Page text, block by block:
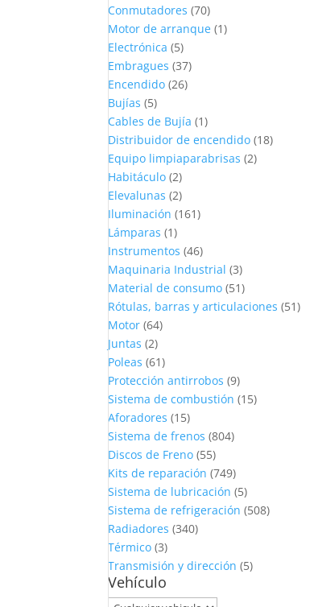
Conmutadores (70)
Motor de arranque (1)
Electrónica (5)
Embragues (37)
Encendido (26)
Bujías (5)
Cables de Bujía (1)
Distribuidor de encendido (18)
Equipo limpiaparabrisas (2)
Habitáculo (2)
Elevalunas (2)
Iluminación (161)
Lámparas (1)
Instrumentos (46)
Maquinaria Industrial (3)
Material de consumo (51)
Rótulas, barras y articulaciones (51)
Motor (64)
Juntas (2)
Poleas (61)
Protección antirrobos (9)
Sistema de combustión (15)
Aforadores (15)
Sistema de frenos (804)
Discos de Freno (55)
Kits de reparación (749)
Sistema de lubricación (5)
Sistema de refrigeración (508)
Radiadores (340)
Térmico (3)
Transmisión y dirección (5)
Vehículo